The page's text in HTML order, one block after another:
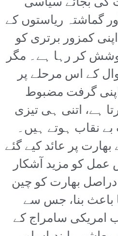
گماشتہ ریاستوں کے
کمزور برتری کو
کر رہا ہے۔ مگر
کے اس مرحلے پر
اپنی گرفت مضبوط
ہے، اتنی ہی تیزی
نقاب ہوتے ہیں۔
پر عائد کیے گئے
عمل کو مزید آشکار
دراصل بھارت کو چین
باعث بنا، جس سے
امریکی سامراج کے